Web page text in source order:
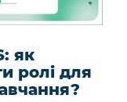
як
ролі для